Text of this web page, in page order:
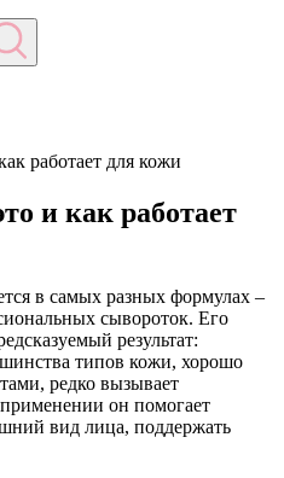
работает для кожи
и как работает
в самых разных формулах –
сывороток. Его
результат:
типов кожи, хорошо
редко вызывает
он помогает
вид лица, поддержать